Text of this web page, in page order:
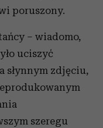
poruszony.
– wiadomo,
uciszyć
słynnym zdjęciu,
szeregu